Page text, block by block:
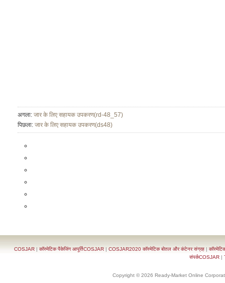
अगला: जार के लिए सहायक उपकरण(rd-48_57)
पिछला: जार के लिए सहायक उपकरण(ds48)
COSJAR |कॉस्मेटिक पैकेजिंग आपूर्तिCOSJAR | COSJAR2020 कॉस्मेटिक बोतल और कंटेनर संग्रह |
संपर्कCOSJAR |
Copyright © 2026 Ready-Market Online